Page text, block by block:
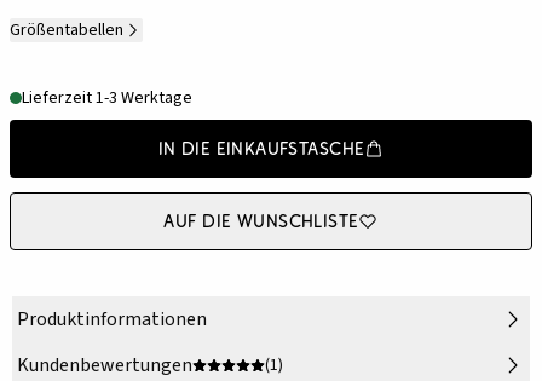
Größentabellen
Lieferzeit 1-3 Werktage
In die Einkaufstasche
Auf die Wunschliste
Produktinformationen
Kundenbewertungen
(1)